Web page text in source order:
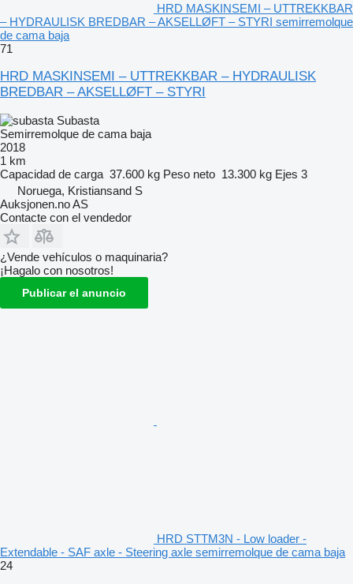
HRD MASKINSEMI – UTTREKKBAR
– HYDRAULISK BREDBAR – AKSELLØFT – STYRI semirremolque
de cama baja
71
HRD MASKINSEMI – UTTREKKBAR – HYDRAULISK
BREDBAR – AKSELLØFT – STYRI
Subasta
Semirremolque de cama baja
2018
1 km
Capacidad de carga 37.600 kg Peso neto 13.300 kg Ejes 3
Noruega, Kristiansand S
Auksjonen.no AS
Contacte con el vendedor
¿Vende vehículos o maquinaria?
¡Hagalo con nosotros!
Publicar el anuncio
HRD STTM3N - Low loader -
Extendable - SAF axle - Steering axle semirremolque de cama baja
24